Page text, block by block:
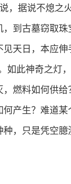
，据说不熄之
到古墓窃取
天日，本应
如此神奇之灯
燃料如何供
产生？难道
，只是凭空臆